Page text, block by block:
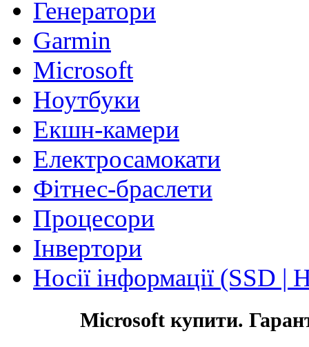
Генератори
Garmin
Microsoft
Ноутбуки
Екшн-камери
Електросамокати
Фітнес-браслети
Процесори
Інвертори
Носії інформації (SSD |
Microsoft купити.